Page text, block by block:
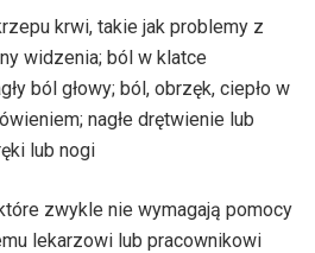
krwi, takie jak problemy z
widzenia; ból w klatce
ból głowy; ból, obrzęk, ciepło w
nagłe drętwienie lub
lub nogi
zwykle nie wymagają pomocy
lekarzowi lub pracownikowi